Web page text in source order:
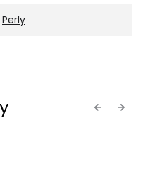
Perly
Previous
Next